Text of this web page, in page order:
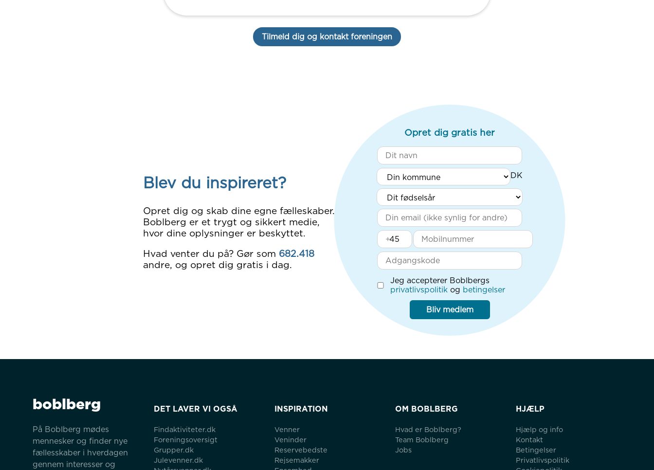
Tilmeld dig og kontakt foreningen
Blev du inspireret?
Opret dig og skab dine egne fælleskaber.
Boblberg er et trygt og sikkert medie,
hvor dine oplysninger er beskyttet.
Hvad venter du på? Gør som 682.418
andre, og opret dig gratis i dag.
Opret dig gratis her
+
Jeg accepterer Boblbergs
privatlivspolitik og betingelser
Bliv medlem
boblberg
På Boblberg mødes
mennesker og finder nye
fællesskaber i hverdagen
gennem interesser og
DET LAVER VI OGSÅ
Findaktiviteter.dk
Foreningsoversigt
Grupper.dk
Julevenner.dk
INSPIRATION
Venner
Veninder
Reservebedste
Rejsemakker
OM BOBLBERG
Hvad er Boblberg?
Team Boblberg
Jobs
HJÆLP
Hjælp og info
Kontakt
Betingelser
Privatlivspolitik